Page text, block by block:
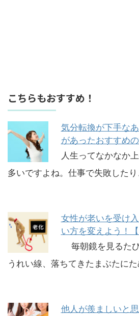
こちらもおすすめ！
気分転換が下手な
があったおすすめの
人生ってなかなか
多いですよね。仕事で失敗した
女性が老いを受け
い方を変えよう！【
毎朝鏡を見るた
うれい線、落ちてきたまぶたに
他人が羨ましいと